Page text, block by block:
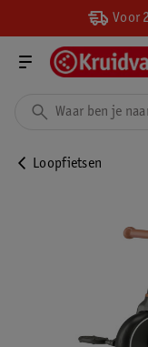
Voor
Loopfietsen